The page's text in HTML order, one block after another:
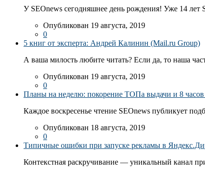
У SEOnews сегодняшнее день рождения! Уже 14 лет
Опубликован 19 августа, 2019
0
5 книг от эксперта: Андрей Калинин (Mail.ru Group)
А ваша милость любите читать? Если да, то наша
Опубликован 19 августа, 2019
0
Планы на неделю: покорение ТОПа выдачи и 8 часов
Каждое воскресенье чтение SEOnews публикует
Опубликован 18 августа, 2019
0
Типичные ошибки при запуске рекламы в
Контекстная раскручивание — уникальный канал